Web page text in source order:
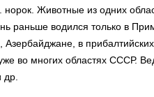
норок. Животные из одних
раньше водился только в
Азербайджане, в
во многих областях СССР.
др.